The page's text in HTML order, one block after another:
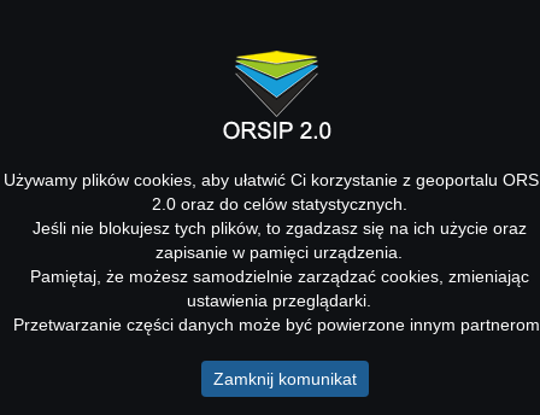
Używamy plików cookies, aby ułatwić Ci korzystanie z geoportalu
2.0 oraz do celów statystycznych.
Jeśli nie blokujesz tych plików, to zgadzasz się na ich użycie oraz
zapisanie w pamięci urządzenia.
Pamiętaj, że możesz samodzielnie zarządzać cookies, zmieniając
ustawienia przeglądarki.
Przetwarzanie części danych może być powierzone innym
Zamknij komunikat